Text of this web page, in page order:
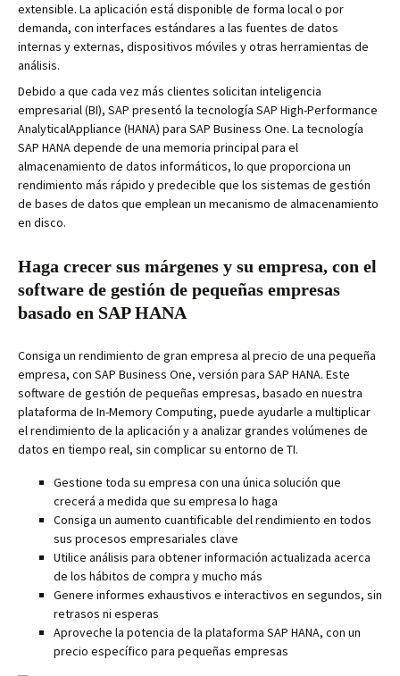
extensible. La aplicación está disponible de forma local o por
demanda, con interfaces estándares a las fuentes de datos
internas y externas, dispositivos móviles y otras herramientas de
análisis.
Debido a que cada vez más clientes solicitan inteligencia
empresarial (BI), SAP presentó la tecnología SAP High-Performance
AnalyticalAppliance (HANA) para SAP Business One. La tecnología
SAP HANA depende de una memoria principal para el
almacenamiento de datos informáticos, lo que proporciona un
rendimiento más rápido y predecible que los sistemas de gestión
de bases de datos que emplean un mecanismo de almacenamiento
en disco.
Haga crecer sus márgenes y su empresa, con el
software de gestión de pequeñas empresas
basado en SAP HANA
Consiga un rendimiento de gran empresa al precio de una pequeña
empresa, con SAP Business One, versión para SAP HANA. Este
software de gestión de pequeñas empresas, basado en nuestra
plataforma de In-Memory Computing, puede ayudarle a multiplicar
el rendimiento de la aplicación y a analizar grandes volúmenes de
datos en tiempo real, sin complicar su entorno de TI.
Gestione toda su empresa con una única solución que
crecerá a medida que su empresa lo haga
Consiga un aumento cuantificable del rendimiento en todos
sus procesos empresariales clave
Utilice análisis para obtener información actualizada acerca
de los hábitos de compra y mucho más
Genere informes exhaustivos e interactivos en segundos, sin
retrasos ni esperas
Aproveche la potencia de la plataforma SAP HANA, con un
precio específico para pequeñas empresas